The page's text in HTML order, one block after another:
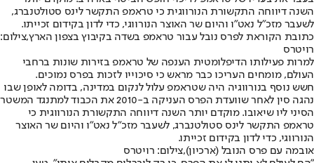
השנה דיווחה התקשורת הנורווגית כי טראמפ התקשר לינס סטולטנברג,
לשעבר מזכ״ל נאט״ו והיום שר האוצר הנורווגי, כדי לדון בקידום זכייתו.
כתובת הקוראת לפרס נובל עבור טראמפ בשדה בקיבוץ בצפון הארץ,צילום:
רויטרס
למרות פעילותו הדיפלומטית הענפה של טראמפ בזירות שונות ברחבי
העולם, מומחים העריכו כבר מראש כי סיכוייו לזכות בפרס נמוכים.
חשש נוסף בנורווגיה היה שטראמפ עלול לנקום במדינה, בדומה לאופן שבו
נהגה סין לאחר שוועדת הפרס העניקה ב-2010 את הכבוד למתנגד המשטר
הסיני ליו שיאובו. מוקדם יותר השנה דיווחה התקשורת הנורווגית כי
טראמפ התקשר לינס סטולטנברג, לשעבר מזכ״ל נאט״ו והיום שר האוצר
הנורווגי, כדי לדון בקידום זכייתו.
אובמה עם פרס הנובל (ארכיון),צילום: רויטרס